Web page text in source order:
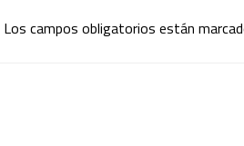
Los campos obligatorios están